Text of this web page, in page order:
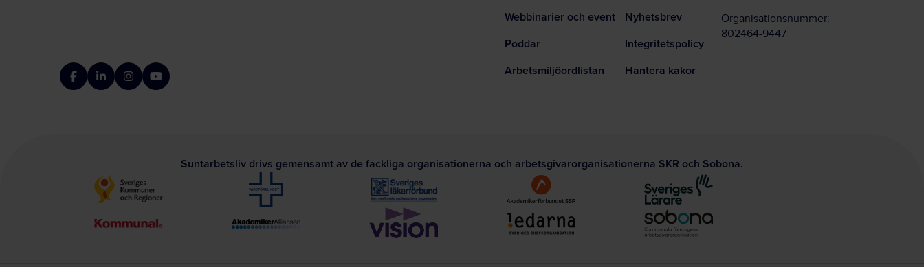
FacebookLinkedInInstagramYouTube
Webbinarier och event
Poddar
Arbetsmiljöordlistan
Nyhetsbrev
Integritetspolicy
Hantera kakor
Organisationsnummer:
802464-9447
Suntarbetsliv drivs gemensamt av de fackliga organisationerna och arbetsgivarorganisationerna SKR och Sobona.